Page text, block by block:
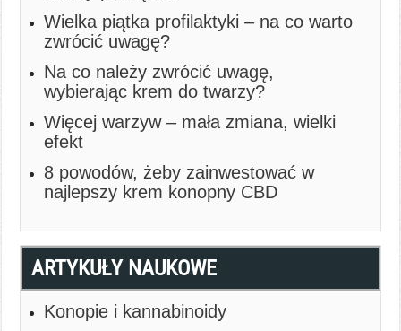
Wielka piątka profilaktyki – na co warto
zwrócić uwagę?
Na co należy zwrócić uwagę,
wybierając krem do twarzy?
Więcej warzyw – mała zmiana, wielki
efekt
8 powodów, żeby zainwestować w
najlepszy krem konopny CBD
ARTYKUŁY NAUKOWE
Konopie i kannabinoidy